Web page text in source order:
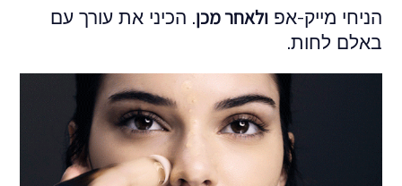
הניחי מייק-אפ ולאחר מכן. הכיני את עורך עם
באלם לחות.